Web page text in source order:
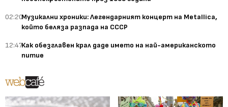
02:20Музикални хроники: Легендарният концерт на Metallica,
който беляза разпада на СССР
12:47Как обезглавен крал даде името на най-американското
питие